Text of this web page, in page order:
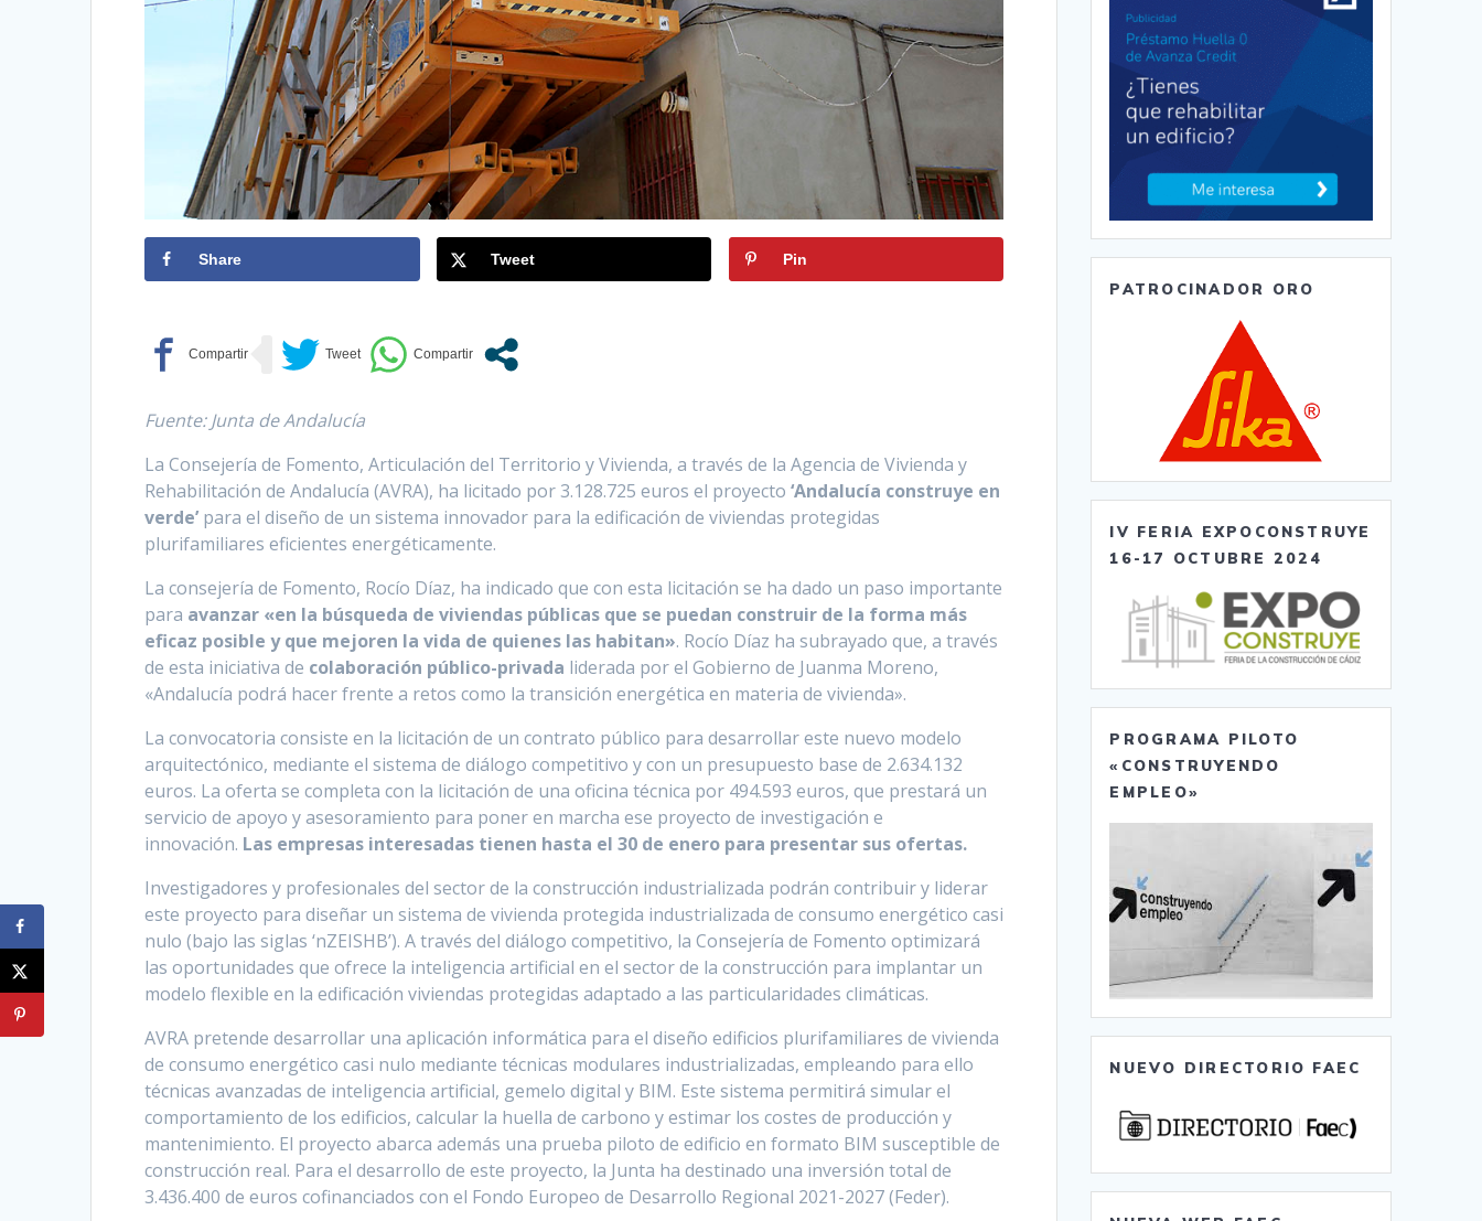
Share Tweet Pin
Fuente: Junta de Andalucía
La Consejería de Fomento, Articulación del Territorio y Vivienda, a través de la Agencia de Vivienda y
Rehabilitación de Andalucía (AVRA), ha licitado por 3.128.725 euros el proyecto‘Andalucía construye en
verde’ para el diseño de un sistema innovador para la edificación de viviendas protegidas
plurifamiliares eficientes energéticamente.
La consejería de Fomento, Rocío Díaz, ha indicado que con esta licitación se ha dado un paso importante
para avanzar «en la búsqueda de viviendas públicas que se puedan construir de la forma más
eficaz posible y que mejoren la vida de quienes las habitan». Rocío Díaz ha subrayado que, a través
de esta iniciativa de colaboración público-privada liderada por el Gobierno de Juanma Moreno,
«Andalucía podrá hacer frente a retos como la transición energética en materia de vivienda».
La convocatoria consiste en la licitación de un contrato público para desarrollar este nuevo modelo
arquitectónico, mediante el sistema de diálogo competitivo y con un presupuesto base de 2.634.132
euros. La oferta se completa con la licitación de una oficina técnica por 494.593 euros, que prestará un
servicio de apoyo y asesoramiento para poner en marcha ese proyecto de investigación e
innovación. Las empresas interesadas tienen hasta el 30 de enero para presentar sus ofertas.
Investigadores y profesionales del sector de la construcción industrializada podrán contribuir y liderar
este proyecto para diseñar un sistema de vivienda protegida industrializada de consumo energético casi
nulo (bajo las siglas ‘nZEISHB’). A través del diálogo competitivo, la Consejería de Fomento optimizará
las oportunidades que ofrece la inteligencia artificial en el sector de la construcción para implantar un
modelo flexible en la edificación viviendas protegidas adaptado a las particularidades climáticas.
AVRA pretende desarrollar una aplicación informática para el diseño edificios plurifamiliares de vivienda
de consumo energético casi nulo mediante técnicas modulares industrializadas, empleando para ello
técnicas avanzadas de inteligencia artificial, gemelo digital y BIM. Este sistema permitirá simular el
comportamiento de los edificios, calcular la huella de carbono y estimar los costes de producción y
mantenimiento. El proyecto abarca además una prueba piloto de edificio en formato BIM susceptible de
construcción real. Para el desarrollo de este proyecto, la Junta ha destinado una inversión total de
3.436.400 de euros cofinanciados con el Fondo Europeo de Desarrollo Regional 2021-2027 (Feder).
PATROCINADOR ORO
IV FERIA EXPOCONSTRUYE
16-17 OCTUBRE 2024
PROGRAMA PILOTO
«CONSTRUYENDO
EMPLEO»
NUEVO DIRECTORIO FAEC